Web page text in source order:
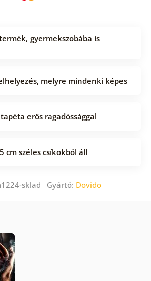
gyermekszobába is
melyre mindenki képes
erős ragadóssággal
cm széles csíkokból áll
sklad Gyártó: Dovido